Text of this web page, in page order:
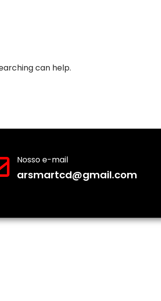
can help.
Nosso e-mail
arsmartcd@gmail.com